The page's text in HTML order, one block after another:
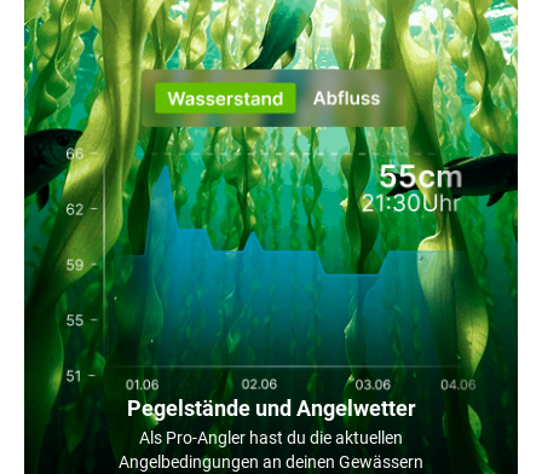
Pegelstände und Angelwetter
Als Pro-Angler hast du die aktuellen
Angelbedingungen an deinen Gewässern